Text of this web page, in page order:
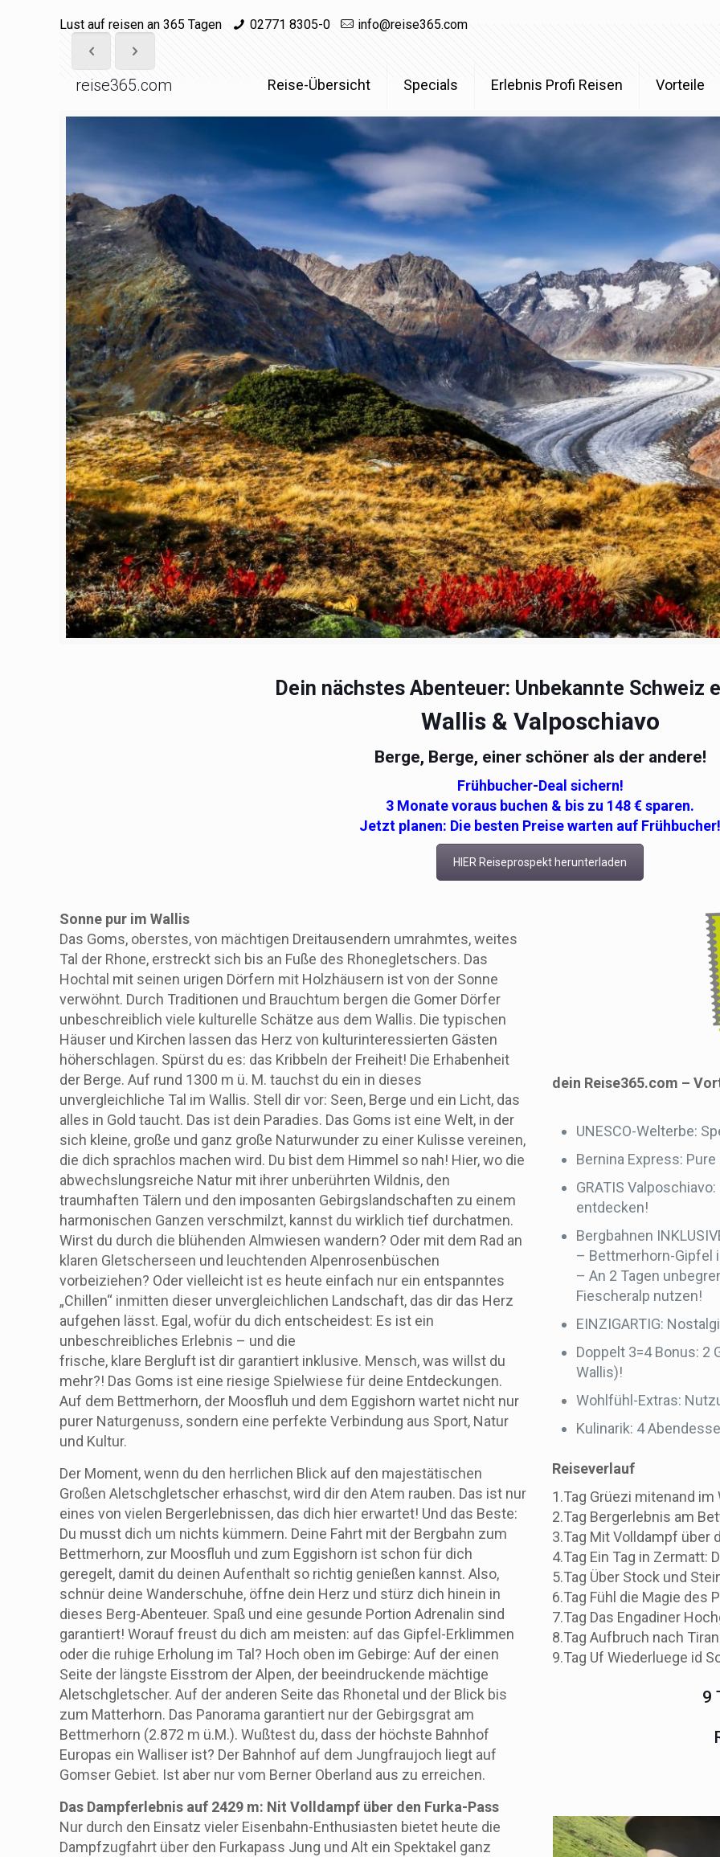
Lust auf reisen an 365 Tagen 02771 8305-0 info@reise365.com
reise365.com Reise-Übersicht Specials Erlebnis Profi Reisen Vorteile
Dein nächstes Abenteuer: Unbekannte Schweiz
Wallis & Valposchiavo
Berge, Berge, einer schöner als der andere!
Frühbucher-Deal sichern!
3 Monate voraus buchen & bis zu 148 € sparen.
Jetzt planen: Die besten Preise warten auf Frühbucher!
HIER Reiseprospekt herunterladen
Sonne pur im Wallis
Das Goms, oberstes, von mächtigen Dreitausendern umrahmtes, weites
Tal der Rhone, erstreckt sich bis an Fuße des Rhonegletschers. Das
Hochtal mit seinen urigen Dörfern mit Holzhäusern ist von der Sonne
verwöhnt. Durch Traditionen und Brauchtum bergen die Gomer Dörfer
unbeschreiblich viele kulturelle Schätze aus dem Wallis. Die typischen
Häuser und Kirchen lassen das Herz von kulturinteressierten Gästen
höherschlagen. Spürst du es: das Kribbeln der Freiheit! Die Erhabenheit
der Berge. Auf rund 1300 m ü. M. tauchst du ein in dieses
unvergleichliche Tal im Wallis. Stell dir vor: Seen, Berge und ein Licht, das
alles in Gold taucht. Das ist dein Paradies. Das Goms ist eine Welt, in der
sich kleine, große und ganz große Naturwunder zu einer Kulisse vereinen,
die dich sprachlos machen wird. Du bist dem Himmel so nah! Hier, wo die
abwechslungsreiche Natur mit ihrer unberührten Wildnis, den
traumhaften Tälern und den imposanten Gebirgslandschaften zu einem
harmonischen Ganzen verschmilzt, kannst du wirklich tief durchatmen.
Wirst du durch die blühenden Almwiesen wandern? Oder mit dem Rad an
klaren Gletscherseen und leuchtenden Alpenrosenbüschen
vorbeiziehen? Oder vielleicht ist es heute einfach nur ein entspanntes
„Chillen“ inmitten dieser unvergleichlichen Landschaft, das dir das Herz
aufgehen lässt. Egal, wofür du dich entscheidest: Es ist ein
unbeschreibliches Erlebnis – und die
frische, klare Bergluft ist dir garantiert inklusive. Mensch, was willst du
mehr?! Das Goms ist eine riesige Spielwiese für deine Entdeckungen.
Auf dem Bettmerhorn, der Moosfluh und dem Eggishorn wartet nicht nur
purer Naturgenuss, sondern eine perfekte Verbindung aus Sport, Natur
und Kultur.
Der Moment, wenn du den herrlichen Blick auf den majestätischen
Großen Aletschgletscher erhaschst, wird dir den Atem rauben. Das ist nur
eines von vielen Bergerlebnissen, das dich hier erwartet! Und das Beste:
Du musst dich um nichts kümmern. Deine Fahrt mit der Bergbahn zum
Bettmerhorn, zur Moosfluh und zum Eggishorn ist schon für dich
geregelt, damit du deinen Aufenthalt so richtig genießen kannst. Also,
schnür deine Wanderschuhe, öffne dein Herz und stürz dich hinein in
dieses Berg-Abenteuer. Spaß und eine gesunde Portion Adrenalin sind
garantiert! Worauf freust du dich am meisten: auf das Gipfel-Erklimmen
oder die ruhige Erholung im Tal? Hoch oben im Gebirge: Auf der einen
Seite der längste Eisstrom der Alpen, der beeindruckende mächtige
Aletschgletscher. Auf der anderen Seite das Rhonetal und der Blick bis
zum Matterhorn. Das Panorama garantiert nur der Gebirgsgrat am
Bettmerhorn (2.872 m ü.M.). Wußtest du, dass der höchste Bahnhof
Europas ein Walliser ist? Der Bahnhof auf dem Jungfraujoch liegt auf
Gomser Gebiet. Ist aber nur vom Berner Oberland aus zu erreichen.
Das Dampferlebnis auf 2429 m: Nit Volldampf über den Furka-Pass
Nur durch den Einsatz vieler Eisenbahn-Enthusiasten bietet heute die
Dampfzugfahrt über den Furkapass Jung und Alt ein Spektakel ganz
dein Reise365.com –
UNESCO-Welterbe:
Bernina Express:
GRATIS
entdecken!
Bergbahnen
– Bettmerhorn-Gipfel
– An 2 Tagen
Fiescheralp nutzen!
EINZIGARTIG:
Doppelt 3=4 Bonus: 2
Wallis)!
Wohlfühl-Extras:
Kulinarik: 4
Reiseverlauf
1.Tag Grüezi mitenand
2.Tag Bergerlebnis am
3.Tag Mit Volldampf über
4.Tag Ein Tag in Zermatt:
5.Tag Über Stock und
6.Tag Fühl die Magie des
7.Tag Das Engadiner
8.Tag Aufbruch nach
9.Tag Uf Wiederluege id
9